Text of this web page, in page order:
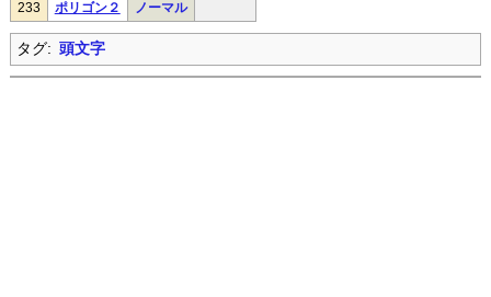
233 ポリゴン２ ノーマル
タグ: 頭文字